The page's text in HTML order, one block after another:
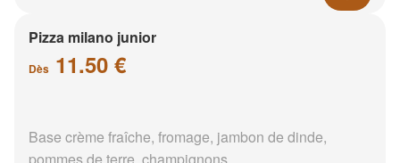
Pizza milano junior
Dès 11.50 €
Base crème fraîche, fromage, jambon de dinde,
pommes de terre, champignons